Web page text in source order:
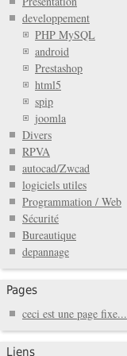
developpement
PHP MySQL
android
Prestashop
html5
spip
joomla
Divers
RPVA
autocad/Zwcad
logiciels utiles
Programmation / Web
Sécurité
Bureautique
depannage
Pages
ceci est une page fixe...
Liens